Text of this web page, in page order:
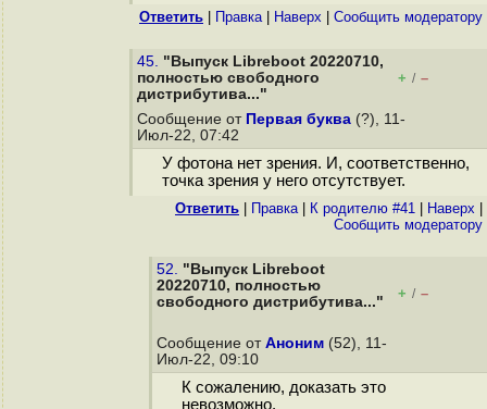
Ответить Правка| Наверх Cообщить модератору
45. "Выпуск Libreboot 20220710,
полностью свободного
дистрибутива..."
+ / –
Сообщение от Первая буква (?), 11-
Июл-22, 07:42
У фотона нет зрения. И, соответственно,
точка зрения у него отсутствует.
Ответить Правка| К родителю #41 Наверх
Cообщить модератору
52. "Выпуск Libreboot
20220710, полностью
свободного дистрибутива..."
+ / –
Сообщение от Аноним (52), 11-
Июл-22, 09:10
К сожалению, доказать это
невозможно.